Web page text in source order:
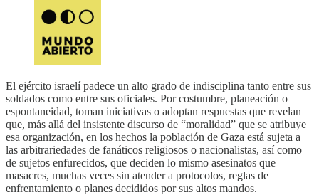
El ejército israelí padece un alto grado de indisciplina tanto entre sus
soldados como entre sus oficiales. Por costumbre, planeación o
espontaneidad, toman iniciativas o adoptan respuestas que revelan
que, más allá del insistente discurso de “moralidad” que se atribuye
esa organización, en los hechos la población de Gaza está sujeta a
las arbitrariedades de fanáticos religiosos o nacionalistas, así como
de sujetos enfurecidos, que deciden lo mismo asesinatos que
masacres, muchas veces sin atender a protocolos, reglas de
enfrentamiento o planes decididos por sus altos mandos.